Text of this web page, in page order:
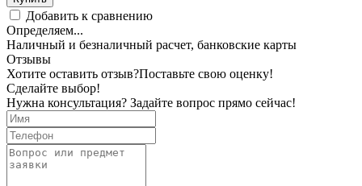
Добавить к сравнению
Определяем...
Наличный и безналичный расчет, банковские карты
Отзывы
Хотите оставить отзыв?Поставьте свою оценку!
Сделайте выбор!
Нужна консультация? Задайте вопрос прямо сейчас!